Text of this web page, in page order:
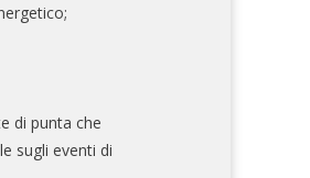
di punta che
sugli eventi di